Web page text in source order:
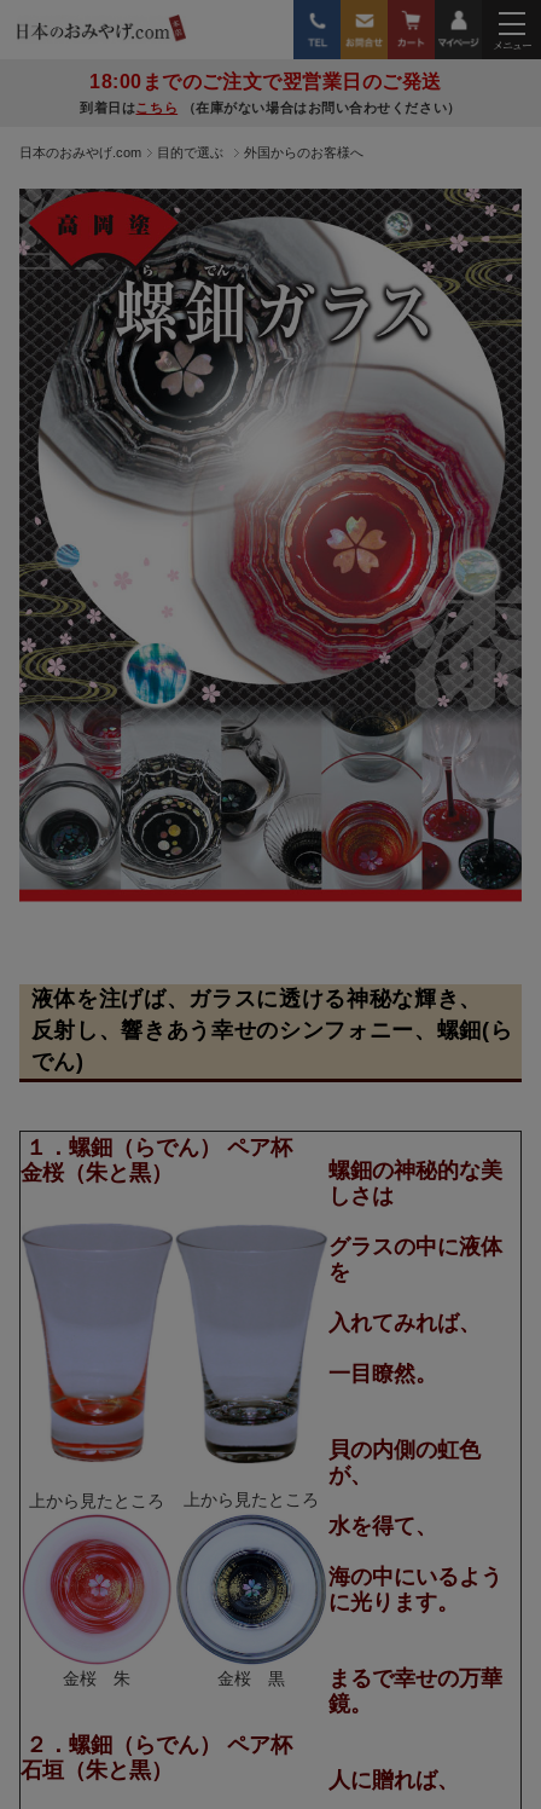
18:00までのご注文で翌営業日のご発送
到着日はこちら （在庫がない場合はお問い合わせください）
日本のおみやげ.com 目的で選ぶ 外国からのお客様へ
液体を注げば、ガラスに透ける神秘な輝き、
反射し、響きあう幸せのシンフォニー、螺鈿(ら
でん)
１．螺鈿（らでん） ペア杯
金桜（朱と黒）
螺鈿の神秘的な美
しさは
グラスの中に液体
を
入れてみれば、
一目瞭然。
貝の内側の虹色
が、
水を得て、
海の中にいるよう
に光ります。
まるで幸せの万華
鏡。
人に贈れば、
上から見たところ
金桜 朱
上から見たところ
金桜 黒
２．螺鈿（らでん） ペア杯
石垣（朱と黒）